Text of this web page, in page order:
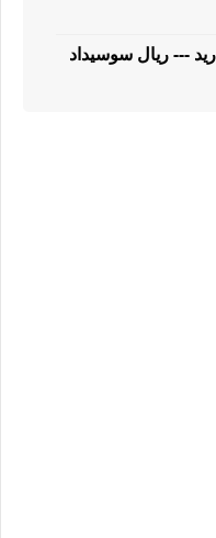
--- ريال سوسيداد